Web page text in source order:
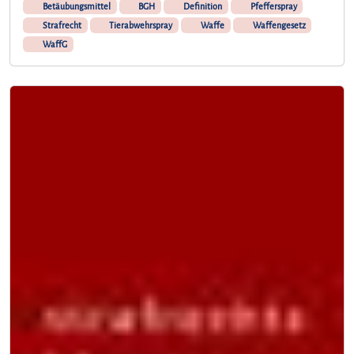
Betäubungsmittel BGH Definition
Pfefferspray
Strafrecht
Tierabwehrspray Waffe
Waffengesetz
WaffG